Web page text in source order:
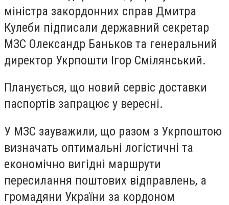
міністра закордонних справ Дмитра
Кулеби підписали державний секретар
МЗС Олександр Баньков та генеральний
директор Укрпошти Ігор Смілянський.
Планується, що новий сервіс доставки
паспортів запрацює у вересні.
У МЗС зауважили, що разом з Укрпоштою
визначать оптимальні логістичні та
економічно вигідні маршрути
пересилання поштових відправлень, а
громадяни України за кордоном